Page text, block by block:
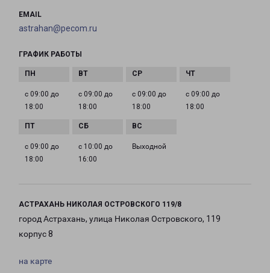
EMAIL
astrahan@pecom.ru
ГРАФИК РАБОТЫ
с 09:00 до
18:00
с 09:00 до
18:00
с 09:00 до
18:00
с 09:00 до
18:00
с 09:00 до
18:00
с 10:00 до
16:00
Выходной
АСТРАХАНЬ НИКОЛАЯ ОСТРОВСКОГО 119/8
город Астрахань, улица Николая Островского, 119
корпус 8
на карте